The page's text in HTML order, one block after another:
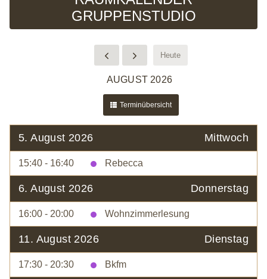
GRUPPENSTUDIO
Heute
AUGUST 2026
Terminübersicht
5. August 2026 Mittwoch
15:40 - 16:40 Rebecca
6. August 2026 Donnerstag
16:00 - 20:00 Wohnzimmerlesung
11. August 2026 Dienstag
17:30 - 20:30 Bkfm